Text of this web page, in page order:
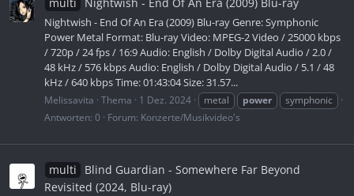
multi Nightwish - End Of An Era (2009) Blu-ray
Nightwish - End Of An Era (2009) Blu-ray Genre: Symphonic
Power Metal Format: Blu-ray Video: MPEG-2 Video / 25000 kbps
/ 720p / 24 fps / 16:9 Audio: English / Dolby Digital Audio / 2.0 /
48 kHz / 576 kbps Audio: English / Dolby Digital Audio / 5.1 / 48
kHz / 640 kbps Time: 01:43:04 Size: 31.57...
Melissavita Thema 1 Dez. 2024 metal power
symphonic
Antworten: 0
Forum: Konzerte/Musikvideo's
multi
Blind Guardian - Somewhere Far Beyond
Revisited (2024, Blu-ray)